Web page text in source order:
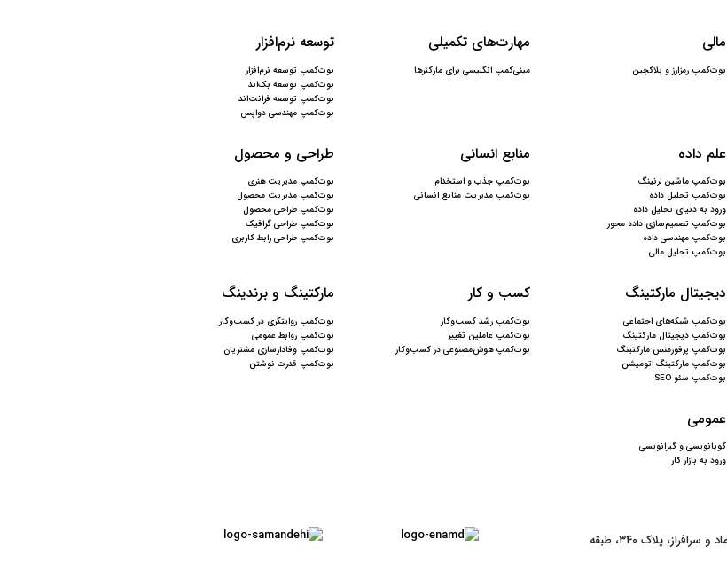
مالی
بوت‌کمپ رمزارز و بلاکچین
مهارت‌های تکمیلی
مینی‌کمپ انگلیسی برای مارکترها
توسعه نرم‌افزار
بوت‌کمپ توسعه نرم‌افزار
بوت‌کمپ توسعه بک‌اند
بوت‌کمپ توسعه فرانت‌اند
بوت‌کمپ مهندسی دواپس
علم داده
بوت‌کمپ ماشین لرنینگ
بوت‌کمپ تحلیل داده
ورود به دنیای تحلیل داده
بوت‌کمپ تصمیم‌سازی داده‌ محور
بوت‌کمپ مهندسی داده
بوت‌کمپ تحلیل مالی
منابع انسانی
بوت‌کمپ جذب و استخدام
بوت‌کمپ مدیریت منابع انسانی
طراحی و محصول
بوت‌کمپ مدیریت هنری
بوت‌کمپ مدیریت محصول
بوت‌کمپ طراحی محصول
بوت‌کمپ طراحی گرافیک
بوت‌کمپ طراحی رابط کاربری
دیجیتال مارکتینگ
بوت‌کمپ شبکه‌های اجتماعی
بوت‌کمپ دیجیتال مارکتینگ
بوت‌کمپ پرفورمنس مارکتینگ
بوت‌کمپ مارکتینگ اتومیشن
بوت‌کمپ سئو SEO
کسب و کار
بوت‌کمپ رشد کسب‌وکار
بوت‌کمپ عاملین تغییر
بوت‌کمپ هوش‌مصنوعی در کسب‌وکار
مارکتینگ و برندینگ
بوت‌کمپ روایتگری در کسب‌وکار
بوت‌کمپ روابط عمومی
بوت‌کمپ وفادارسازی مشتریان
بوت‌کمپ قدرت نوشتن
عمومی
گویا‌نویسی و گیرانویسی
ورود به بازار کار
تهران، خیابان بهشتی (عباس آباد)، بین میرعماد و سرافراز، پلاک ۳۴۰، طبقه